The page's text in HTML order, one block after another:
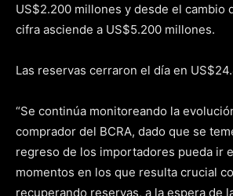
US$2.200 millones y desde el cambio
cifra asciende a US$5.200 millones.
Las reservas cerraron el día en
“Se continúa monitoreando la
comprador del BCRA, dado que se
regreso de los importadores pueda ir
momentos en los que resulta crucial
recuperando reservas, a la espera de